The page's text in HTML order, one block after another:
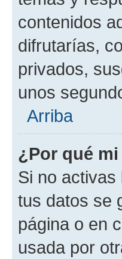
contenidos
difrutarías,
privados,
unos
Arriba
¿Por qué
Si no activas
tus datos se
página o en
usada por